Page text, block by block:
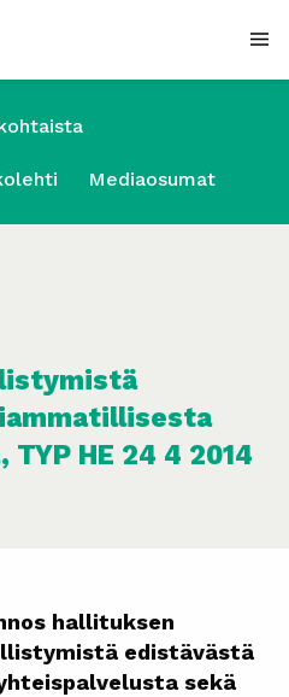
Mediaosumat
HE 24 4 2014
hallituksen
edistävästä
sekä